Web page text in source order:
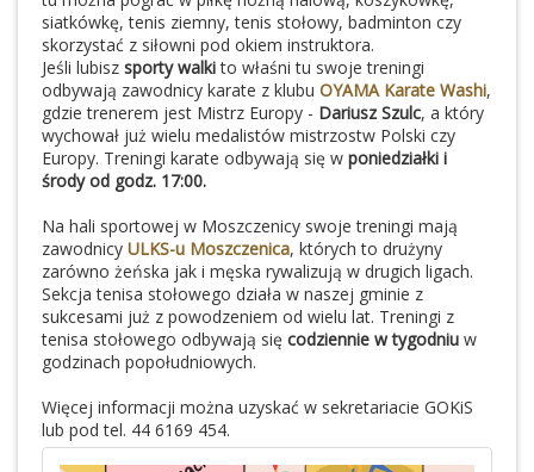
siatkówkę, tenis ziemny, tenis stołowy, badminton czy
skorzystać z siłowni pod okiem instruktora.
Jeśli lubisz sporty walkito właśni tu swoje treningi
odbywają zawodnicy karate z klubu OYAMA Karate Washi,
gdzie trenerem jest Mistrz Europy - Dariusz Szulc, a który
wychował już wielu medalistów mistrzostw Polski czy
Europy. Treningi karate odbywają się w poniedziałki i
środy od godz. 17:00.
Na hali sportowej w Moszczenicy swoje treningi mają
zawodnicy ULKS-u Moszczenica, których to drużyny
zarówno żeńska jak i męska rywalizują w drugich ligach.
Sekcja tenisa stołowego działa w naszej gminie z
sukcesami już z powodzeniem od wielu lat. Treningi z
tenisa stołowego odbywają się codziennie w tygodniu w
godzinach popołudniowych.
Więcej informacji można uzyskać w sekretariacie GOKiS
lub pod tel. 44 6169 454.